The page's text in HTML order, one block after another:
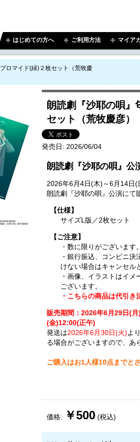
はじめての方へ ご利用方法 マイア
ロマイド(緑)２枚セット（荒牧慶
朗読劇『沙耶の唄』
セット（荒牧慶彦）
発売日: 2026/06/04
朗読劇『沙耶の唄』公
2026年6月4日(木)～6月14日
朗読劇『沙耶の唄』公演にて
【仕様】
サイズL版／2枚セット
【ご注意】
・数に限りがございます
・銀行振込、コンビニ
けない場合はキャンセル
・画像、イラストはイ
ございます。
・こちらの商品は代引き
販売期間：2026年6月29日(
(金)12:00(正午)
発送は2026年6月30日(火)よ
る場合がございますので、あ
ご購入はお1人様10点までと
価格: ￥500 (税込)